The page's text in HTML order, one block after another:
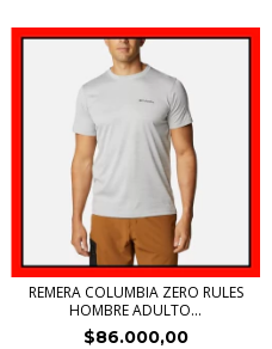
REMERA COLUMBIA ZERO RULES
HOMBRE ADULTO...
$86.000,00